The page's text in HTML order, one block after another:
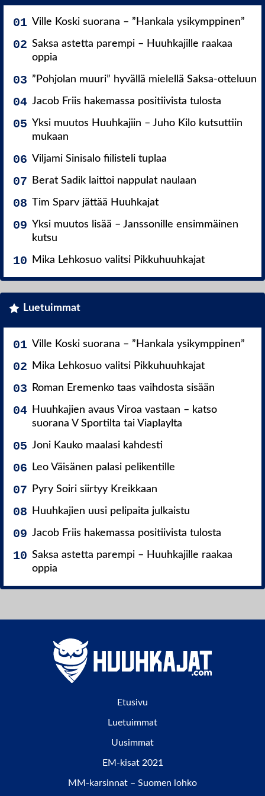
Ville Koski suorana – ”Hankala ysikymppinen”
Saksa astetta parempi – Huuhkajille raakaa
oppia
”Pohjolan muuri” hyvällä mielellä Saksa-otteluun
Jacob Friis hakemassa positiivista tulosta
Yksi muutos Huuhkajiin – Juho Kilo kutsuttiin
mukaan
Viljami Sinisalo fiilisteli tuplaa
Berat Sadik laittoi nappulat naulaan
Tim Sparv jättää Huuhkajat
Yksi muutos lisää – Janssonille ensimmäinen
kutsu
Mika Lehkosuo valitsi Pikkuhuuhkajat
Luetuimmat
Ville Koski suorana – ”Hankala ysikymppinen”
Mika Lehkosuo valitsi Pikkuhuuhkajat
Roman Eremenko taas vaihdosta sisään
Huuhkajien avaus Viroa vastaan – katso
suorana V Sportilta tai Viaplaylta
Joni Kauko maalasi kahdesti
Leo Väisänen palasi pelikentille
Pyry Soiri siirtyy Kreikkaan
Huuhkajien uusi pelipaita julkaistu
Jacob Friis hakemassa positiivista tulosta
Saksa astetta parempi – Huuhkajille raakaa
oppia
Etusivu
Luetuimmat
Uusimmat
EM-kisat 2021
MM-karsinnat – Suomen lohko